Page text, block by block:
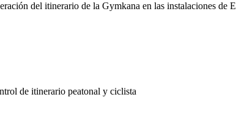
del itinerario de la Gymkana en las instalaciones
de itinerario peatonal y ciclista